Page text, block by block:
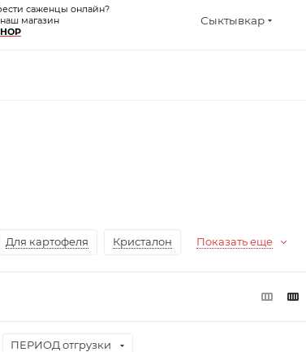
саженцы онлайн?
магазин
Сыктывкар
Для картофеля Кристалон Показать еще
ПЕРИОД отгрузки